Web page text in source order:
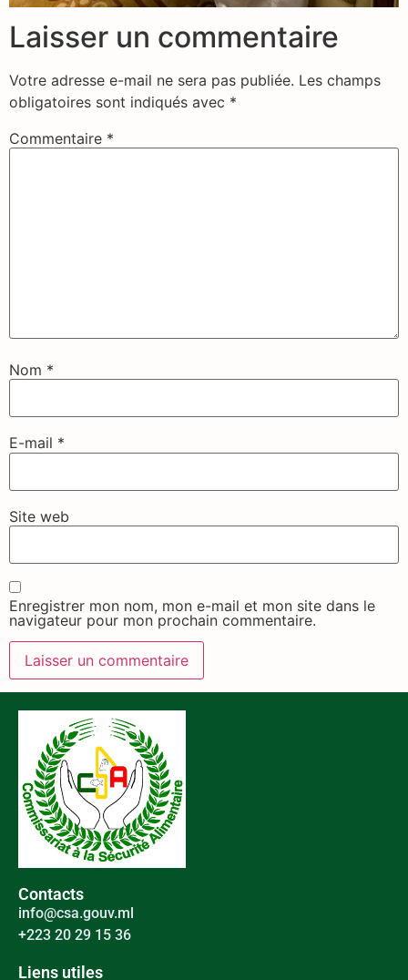
Laisser un commentaire
Votre adresse e-mail ne sera pas publiée. Les champs
obligatoires sont indiqués avec *
Commentaire *
Nom *
E-mail *
Site web
Enregistrer mon nom, mon e-mail et mon site dans le
navigateur pour mon prochain commentaire.
Contacts
info@csa.gouv.ml
+223 20 29 15 36
Liens utiles